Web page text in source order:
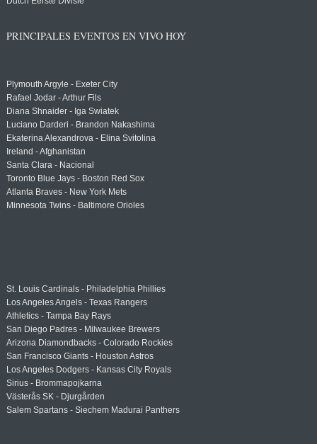
PRINCIPALES EVENTOS EN VIVO HOY
Plymouth Argyle - Exeter City
Rafael Jodar - Arthur Fils
Diana Shnaider - Iga Swiatek
Luciano Darderi - Brandon Nakashima
Ekaterina Alexandrova - Elina Svitolina
Ireland - Afghanistan
Santa Clara - Nacional
Toronto Blue Jays - Boston Red Sox
Atlanta Braves - New York Mets
Minnesota Twins - Baltimore Orioles
St. Louis Cardinals - Philadelphia Phillies
Los Angeles Angels - Texas Rangers
Athletics - Tampa Bay Rays
San Diego Padres - Milwaukee Brewers
Arizona Diamondbacks - Colorado Rockies
San Francisco Giants - Houston Astros
Los Angeles Dodgers - Kansas City Royals
Sirius - Brommapojkarna
Västerås SK - Djurgården
Salem Spartans - Siechem Madurai Panthers